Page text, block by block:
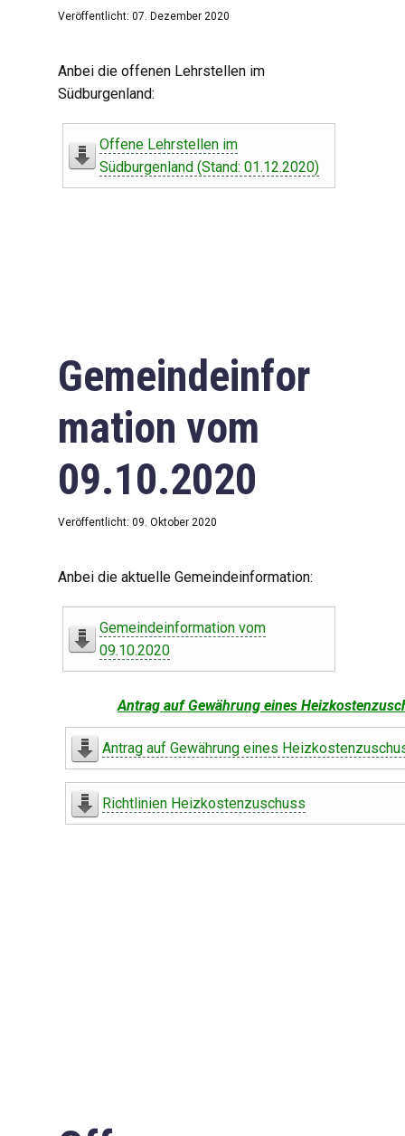
Veröffentlicht: 07. Dezember 2020
Anbei die offenen Lehrstellen im
Südburgenland:
Offene Lehrstellen im
Südburgenland (Stand: 01.12.2020)
Gemeindeinfor
mation vom
09.10.2020
Veröffentlicht: 09. Oktober 2020
Anbei die aktuelle Gemeindeinformation:
Gemeindeinformation vom
09.10.2020
Antrag auf Gewährung eines
Antrag auf Gewährung eines
Richtlinien Heizkostenzuschuss